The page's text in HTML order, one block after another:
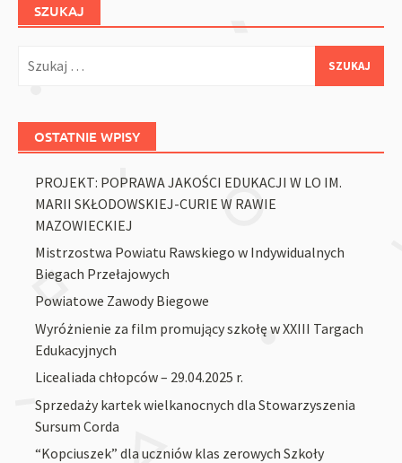
SZUKAJ
OSTATNIE WPISY
PROJEKT: POPRAWA JAKOŚCI EDUKACJI W LO IM.
MARII SKŁODOWSKIEJ-CURIE W RAWIE
MAZOWIECKIEJ
Mistrzostwa Powiatu Rawskiego w Indywidualnych
Biegach Przełajowych
Powiatowe Zawody Biegowe
Wyróżnienie za film promujący szkołę w XXIII Targach
Edukacyjnych
Licealiada chłopców – 29.04.2025 r.
Sprzedaży kartek wielkanocnych dla Stowarzyszenia
Sursum Corda
“Kopciuszek” dla uczniów klas zerowych Szkoły